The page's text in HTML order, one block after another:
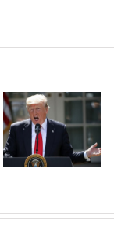
chinezi şi
iranieni atacă
America aflată
în febra
alegerilor